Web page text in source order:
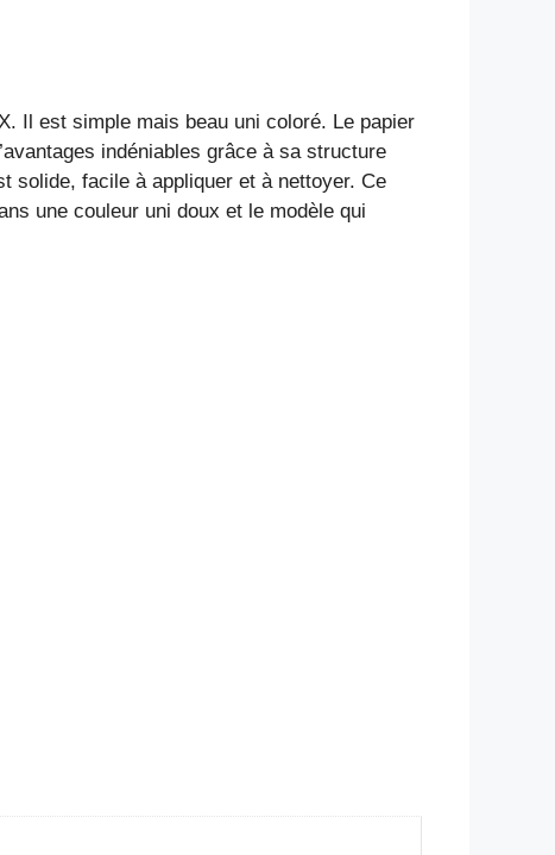
Il est simple mais beau uni coloré. Le papier
indéniables grâce à sa structure
solide, facile à appliquer et à nettoyer. Ce
une couleur uni doux et le modèle qui